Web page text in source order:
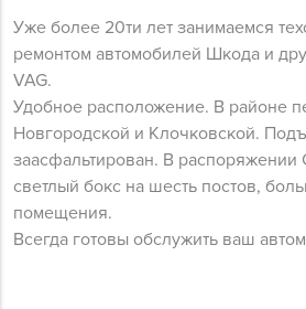
Уже более 20ти лет занимаемся
ремонтом автомобилей Шкода и
VAG.
Удобное расположение. В районе
Новгородской и Клочковской.
заасфальтирован. В
светлый бокс на шесть постов,
помещения.
Всегда готовы обслужить ваш